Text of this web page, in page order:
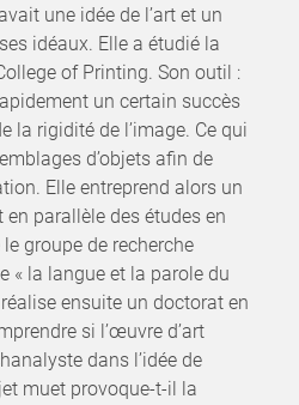
une idée de l’art et un
idéaux. Elle a étudié la
of Printing. Son outil :
un certain succès
la rigidité de l’image. Ce qui
d’objets afin de
Elle entreprend alors un
en parallèle des études en
groupe de recherche
« la langue et la parole du
ensuite un doctorat en
si l’œuvre d’art
dans l’idée de
muet provoque-t-il la